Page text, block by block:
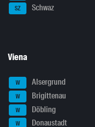
SZ Schwaz
Viena
W Alsergrund
W Brigittenau
W Döbling
W Donaustadt